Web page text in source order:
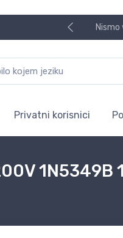
Nismo
Privatni korisnici
1N5349B